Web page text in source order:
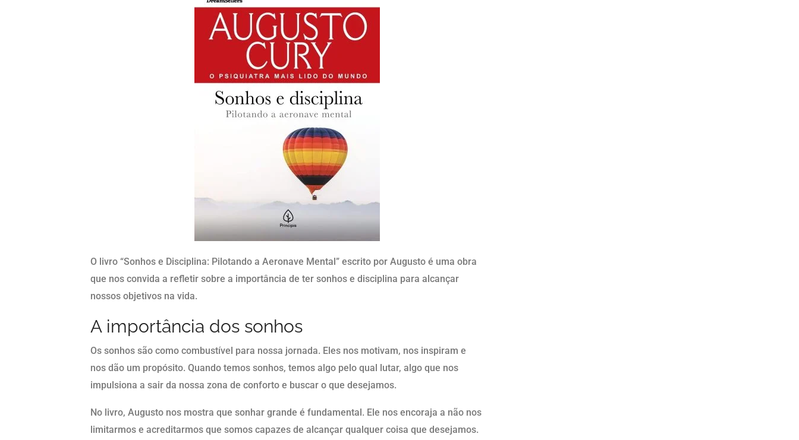
O livro “Sonhos e Disciplina: Pilotando a Aeronave Mental” escrito por Augusto é uma obra
que nos convida a refletir sobre a importância de ter sonhos e disciplina para alcançar
nossos objetivos na vida.
A importância dos sonhos
Os sonhos são como combustível para nossa jornada. Eles nos motivam, nos inspiram e
nos dão um propósito. Quando temos sonhos, temos algo pelo qual lutar, algo que nos
impulsiona a sair da nossa zona de conforto e buscar o que desejamos.
No livro, Augusto nos mostra que sonhar grande é fundamental. Ele nos encoraja a não nos
limitarmos e acreditarmos que somos capazes de alcançar qualquer coisa que desejamos.